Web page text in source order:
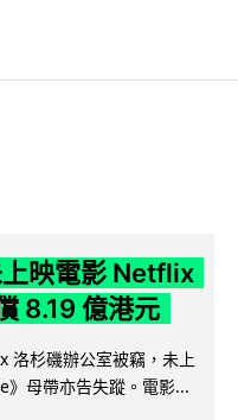
映電影 Netflix
8.19 億港元
洛杉磯辦公室被竊，未上
母帶亦告失蹤。電影...